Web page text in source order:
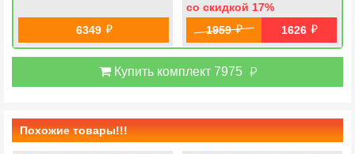
6349 й
со скидкой 17%
1959 й 1626 й
Купить комплект 7975 й
Похожие товары!!!